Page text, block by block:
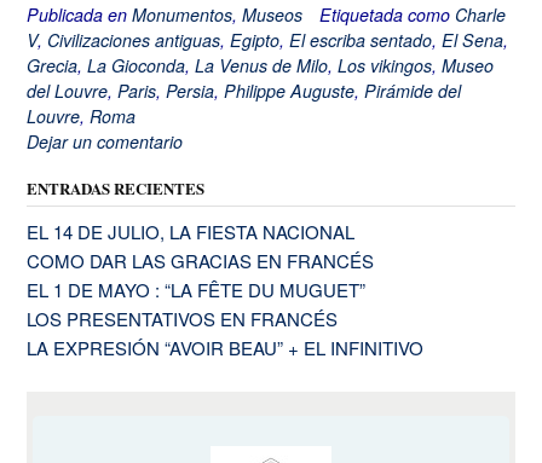
Publicada en Monumentos, Museos Etiquetada como Charle
V, Civilizaciones antiguas, Egipto, El escriba sentado, El Sena,
Grecia, La Gioconda, La Venus de Milo, Los vikingos, Museo
del Louvre, Paris, Persia, Philippe Auguste, Pirámide del
Louvre, Roma
Dejar un comentario
ENTRADAS RECIENTES
EL 14 DE JULIO, LA FIESTA NACIONAL
COMO DAR LAS GRACIAS EN FRANCÉS
EL 1 DE MAYO : “LA FÊTE DU MUGUET”
LOS PRESENTATIVOS EN FRANCÉS
LA EXPRESIÓN “AVOIR BEAU” + EL INFINITIVO